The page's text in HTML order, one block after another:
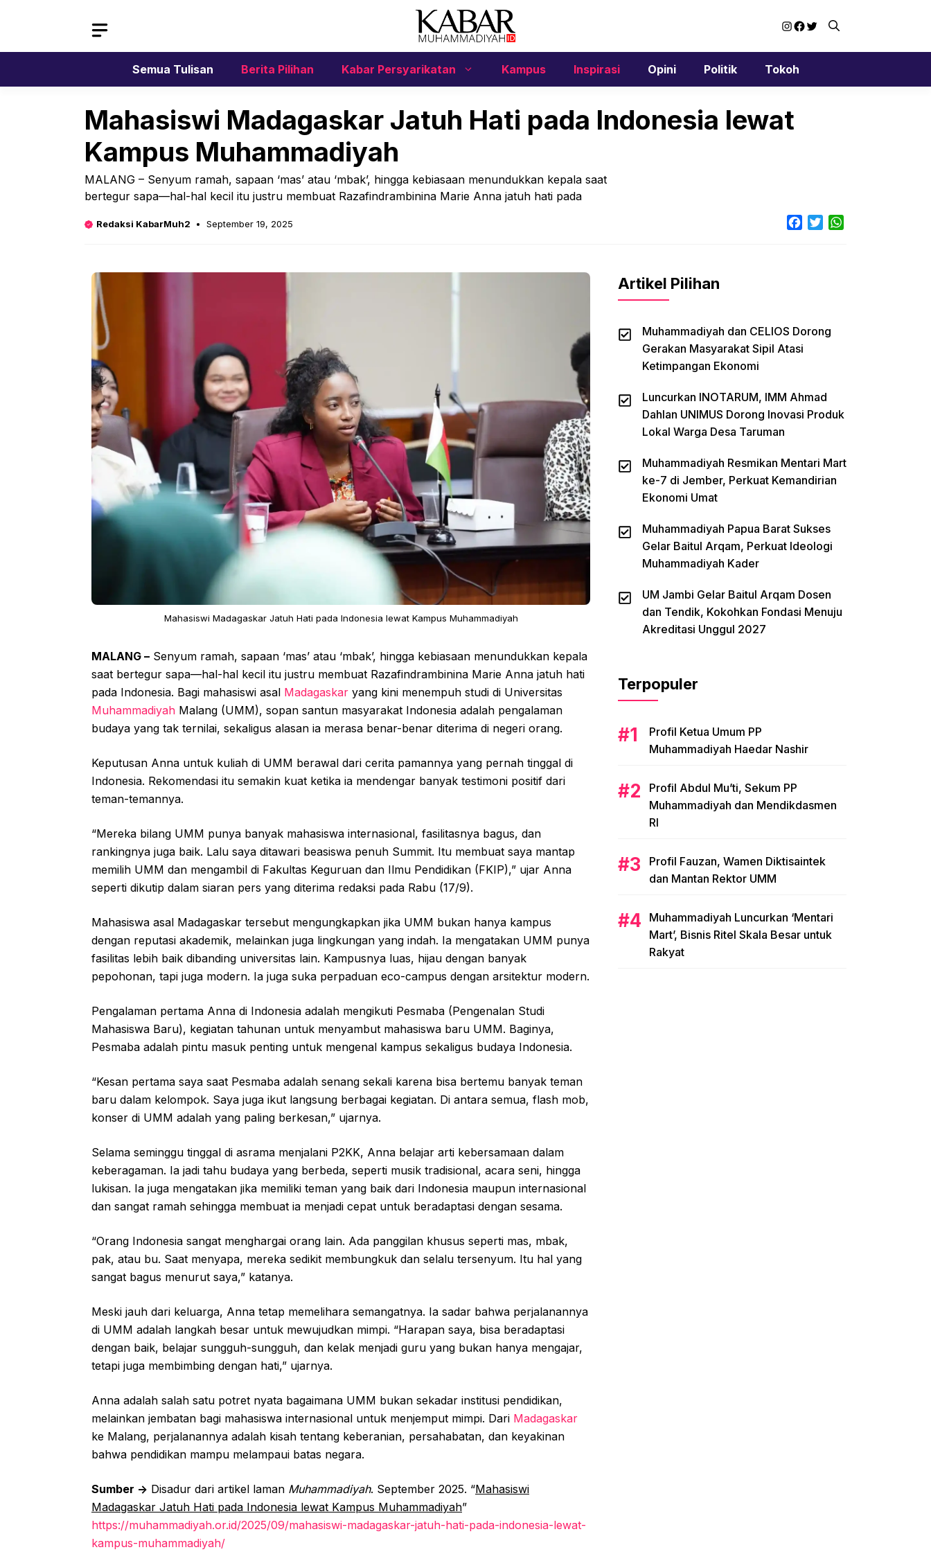
Instagram
Facebook
Twitter
Semua Tulisan Berita Pilihan Kabar Persyarikatan Kampus Inspirasi Opini Politik Tokoh
Mahasiswi Madagaskar Jatuh Hati pada Indonesia lewat
Kampus Muhammadiyah
MALANG – Senyum ramah, sapaan ‘mas’ atau ‘mbak’, hingga kebiasaan menundukkan kepala saat
bertegur sapa—hal-hal kecil itu justru membuat Razafindrambinina Marie Anna jatuh hati pada
Redaksi KabarMuh2 September 19, 2025 Facebook
Twitter
Mahasiswi Madagaskar Jatuh Hati pada Indonesia lewat Kampus Muhammadiyah
MALANG – Senyum ramah, sapaan ‘mas’ atau ‘mbak’, hingga kebiasaan menundukkan kepala
saat bertegur sapa—hal-hal kecil itu justru membuat Razafindrambinina Marie Anna jatuh hati
pada Indonesia. Bagi mahasiswi asal Madagaskar yang kini menempuh studi di Universitas
Muhammadiyah Malang (UMM), sopan santun masyarakat Indonesia adalah pengalaman
budaya yang tak ternilai, sekaligus alasan ia merasa benar-benar diterima di negeri orang.
Keputusan Anna untuk kuliah di UMM berawal dari cerita pamannya yang pernah tinggal di
Indonesia. Rekomendasi itu semakin kuat ketika ia mendengar banyak testimoni positif dari
teman-temannya.
“Mereka bilang UMM punya banyak mahasiswa internasional, fasilitasnya bagus, dan
rankingnya juga baik. Lalu saya ditawari beasiswa penuh Summit. Itu membuat saya mantap
memilih UMM dan mengambil di Fakultas Keguruan dan Ilmu Pendidikan (FKIP),” ujar Anna
seperti dikutip dalam siaran pers yang diterima redaksi pada Rabu (17/9).
Mahasiswa asal Madagaskar tersebut mengungkapkan jika UMM bukan hanya kampus
dengan reputasi akademik, melainkan juga lingkungan yang indah. Ia mengatakan UMM punya
fasilitas lebih baik dibanding universitas lain. Kampusnya luas, hijau dengan banyak
pepohonan, tapi juga modern. Ia juga suka perpaduan eco-campus dengan arsitektur modern.
Pengalaman pertama Anna di Indonesia adalah mengikuti Pesmaba (Pengenalan Studi
Mahasiswa Baru), kegiatan tahunan untuk menyambut mahasiswa baru UMM. Baginya,
Pesmaba adalah pintu masuk penting untuk mengenal kampus sekaligus budaya Indonesia.
“Kesan pertama saya saat Pesmaba adalah senang sekali karena bisa bertemu banyak teman
baru dalam kelompok. Saya juga ikut langsung berbagai kegiatan. Di antara semua, flash mob,
konser di UMM adalah yang paling berkesan,” ujarnya.
Selama seminggu tinggal di asrama menjalani P2KK, Anna belajar arti kebersamaan dalam
keberagaman. Ia jadi tahu budaya yang berbeda, seperti musik tradisional, acara seni, hingga
lukisan. Ia juga mengatakan jika memiliki teman yang baik dari Indonesia maupun internasional
dan sangat ramah sehingga membuat ia menjadi cepat untuk beradaptasi dengan sesama.
“Orang Indonesia sangat menghargai orang lain. Ada panggilan khusus seperti mas, mbak,
pak, atau bu. Saat menyapa, mereka sedikit membungkuk dan selalu tersenyum. Itu hal yang
sangat bagus menurut saya,” katanya.
Meski jauh dari keluarga, Anna tetap memelihara semangatnya. Ia sadar bahwa perjalanannya
di UMM adalah langkah besar untuk mewujudkan mimpi. “Harapan saya, bisa beradaptasi
dengan baik, belajar sungguh-sungguh, dan kelak menjadi guru yang bukan hanya mengajar,
tetapi juga membimbing dengan hati,” ujarnya.
Anna adalah salah satu potret nyata bagaimana UMM bukan sekadar institusi pendidikan,
melainkan jembatan bagi mahasiswa internasional untuk menjemput mimpi. Dari Madagaskar
ke Malang, perjalanannya adalah kisah tentang keberanian, persahabatan, dan keyakinan
bahwa pendidikan mampu melampaui batas negara.
Sumber -> Disadur dari artikel laman Muhammadiyah. September 2025. “Mahasiswi
Madagaskar Jatuh Hati pada Indonesia lewat Kampus Muhammadiyah”
https://muhammadiyah.or.id/2025/09/mahasiswi-madagaskar-jatuh-hati-pada-indonesia-lewat-
kampus-muhammadiyah/
Artikel Pilihan
Muhammadiyah dan CELIOS Dorong
Gerakan Masyarakat Sipil Atasi
Ketimpangan Ekonomi
Luncurkan INOTARUM, IMM Ahmad
Dahlan UNIMUS Dorong Inovasi Produk
Lokal Warga Desa Taruman
Muhammadiyah Resmikan Mentari Mart
ke-7 di Jember, Perkuat Kemandirian
Ekonomi Umat
Muhammadiyah Papua Barat Sukses
Gelar Baitul Arqam, Perkuat Ideologi
Muhammadiyah Kader
UM Jambi Gelar Baitul Arqam Dosen
dan Tendik, Kokohkan Fondasi Menuju
Akreditasi Unggul 2027
Terpopuler
Profil Ketua Umum PP
Muhammadiyah Haedar Nashir
Profil Abdul Mu’ti, Sekum PP
Muhammadiyah dan Mendikdasmen
RI
Profil Fauzan, Wamen Diktisaintek
dan Mantan Rektor UMM
Muhammadiyah Luncurkan ‘Mentari
Mart’, Bisnis Ritel Skala Besar untuk
Rakyat